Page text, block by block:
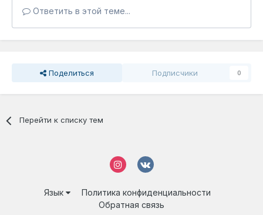
Ответить в этой теме...
Поделиться Подписчики 0
Перейти к списку тем
Язык
Политика конфиденциальности
Обратная связь